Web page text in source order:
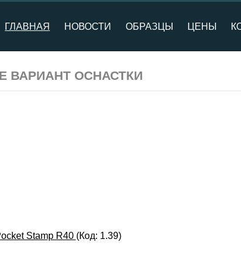
ГЛАВНАЯ НОВОСТИ ОБРАЗЦЫ ЦЕНЫ
ВАРИАНТ ОСНАСТКИ
Stamp R40 (Код: 1.39)